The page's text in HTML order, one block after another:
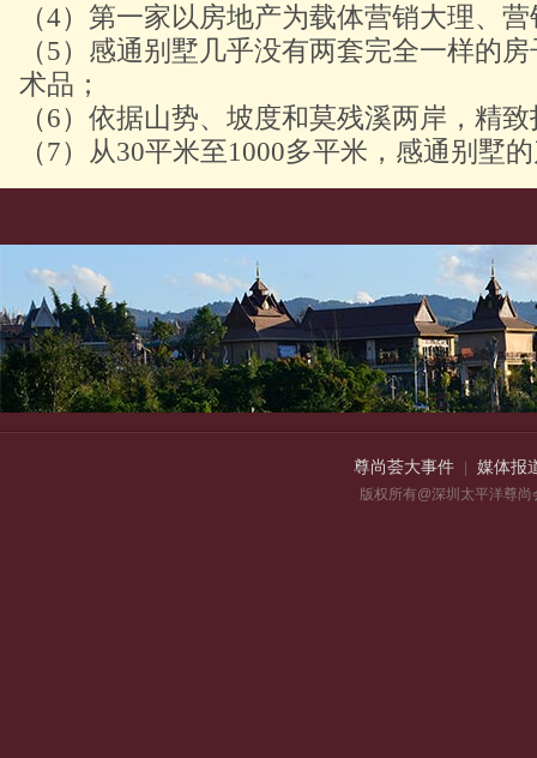
（4）第一家以房地产为载体营销大理、
（5）感通别墅几乎没有两套完全一样的
术品；
（6）依据山势、坡度和莫残溪两岸，精
（7）从30平米至1000多平米，感通别墅
尊尚荟大事件 媒体报
版权所有@深圳太平洋尊